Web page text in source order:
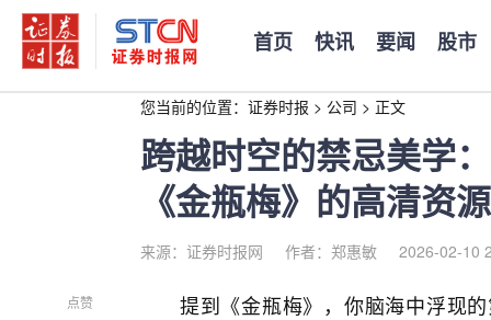
首页 快讯 要闻 股市
您当前的位置： 证券时报 > 公司 > 正文
跨越时空的禁忌美学
《金瓶梅》的高清资
来源：证券时报网 作者：郑惠敏 2026-02-10
点赞
提到《金瓶梅》，你脑海中浮现